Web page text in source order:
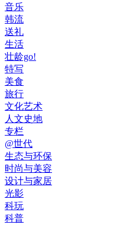
音乐
韩流
送礼
生活
壮龄go!
特写
美食
旅行
文化艺术
人文史地
专栏
@世代
生态与环保
时尚与美容
设计与家居
光影
科玩
科普